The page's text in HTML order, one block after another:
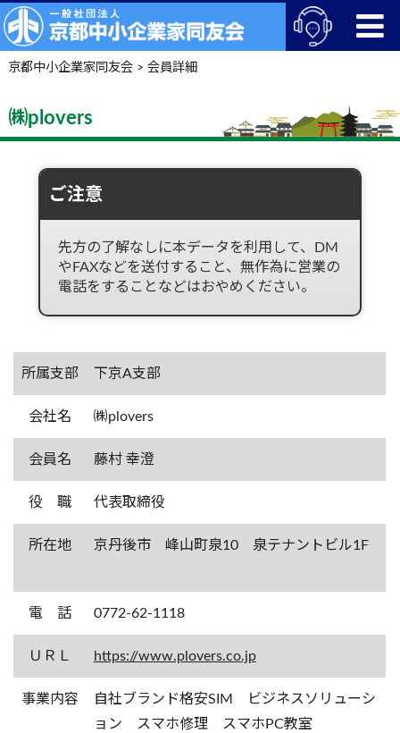
京都中小企業家同友会> 会員詳細
㈱plovers
ご注意
先方の了解なしに本データを利用して、DM
やFAXなどを送付すること、無作為に営業の
電話をすることなどはおやめください。
所属支部 下京A支部
会社名 ㈱plovers
会員名 藤村 幸澄
役 職 代表取締役
所在地 京丹後市 峰山町泉10 泉テナントビル1F
電 話 0772-62-1118
ＵＲＬ https://www.plovers.co.jp
事業内容
自社ブランド格安SIM ビジネスソリューシ
ョン スマホ修理 スマホPC教室